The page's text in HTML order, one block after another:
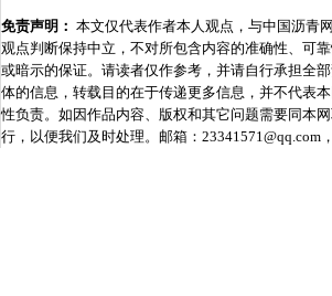
免责声明： 本文仅代表作者本人观点，与中国沥青
观点判断保持中立，不对所包含内容的准确性、可
或暗示的保证。请读者仅作参考，并请自行承担全
体的信息，转载目的在于传递更多信息，并不代表
性负责。如因作品内容、版权和其它问题需要同本
行，以便我们及时处理。邮箱：23341571@qq.com